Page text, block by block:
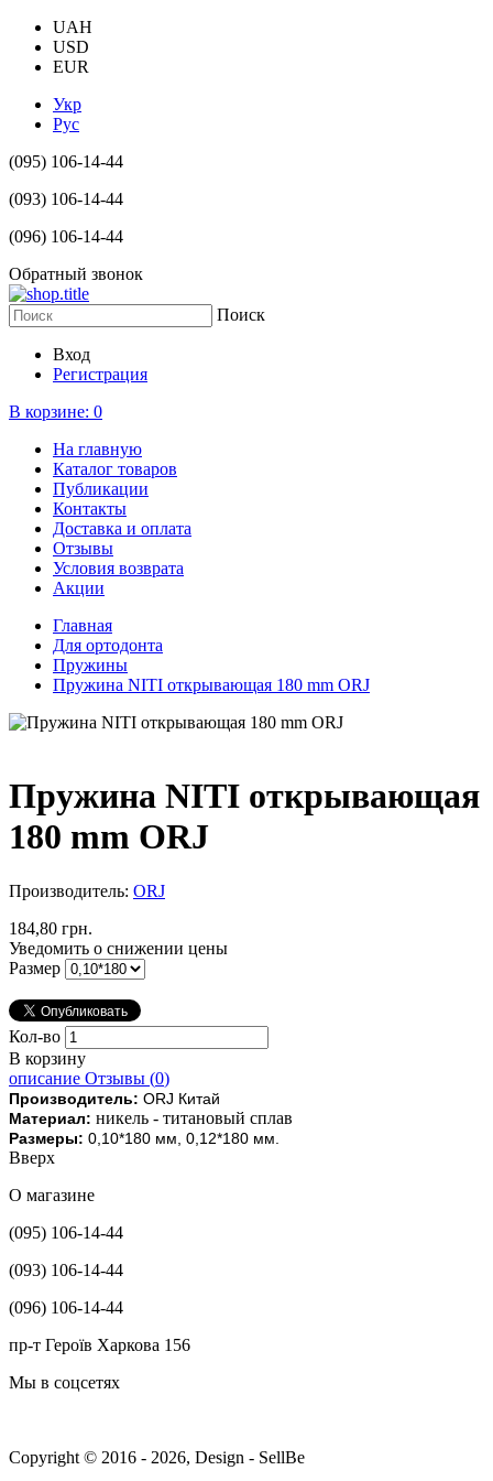
UAH
USD
EUR
Укр
Рус
(095) 106-14-44
(093) 106-14-44
(096) 106-14-44
Обратный звонок
Поиск
Вход
Регистрация
В корзине: 0
На главную
Каталог товаров
Публикации
Контакты
Доставка и оплата
Отзывы
Условия возврата
Акции
Главная
Для ортодонта
Пружины
Пружина NITI открывающая 180 mm ORJ
Пружина NITI открывающая
180 mm ORJ
Производитель: ORJ
184,80 грн.
Уведомить о снижении цены
Размер
Кол-во
В корзину
описание Отзывы (0)
Производитель: ORJ Китай
Материал: никель - титановый сплав
Размеры: 0,10*180 мм, ​0,12*180 мм.
Вверх
О магазине
(095) 106-14-44
(093) 106-14-44
(096) 106-14-44
пр-т Героїв Харкова 156
Мы в соцсетях
Copyright © 2016 - 2026, Design - SellBe